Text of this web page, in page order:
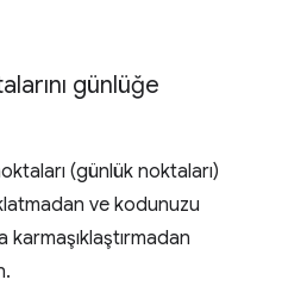
günlüğe
(günlük noktaları)
ve kodunuzu
karmaşıklaştırmadan